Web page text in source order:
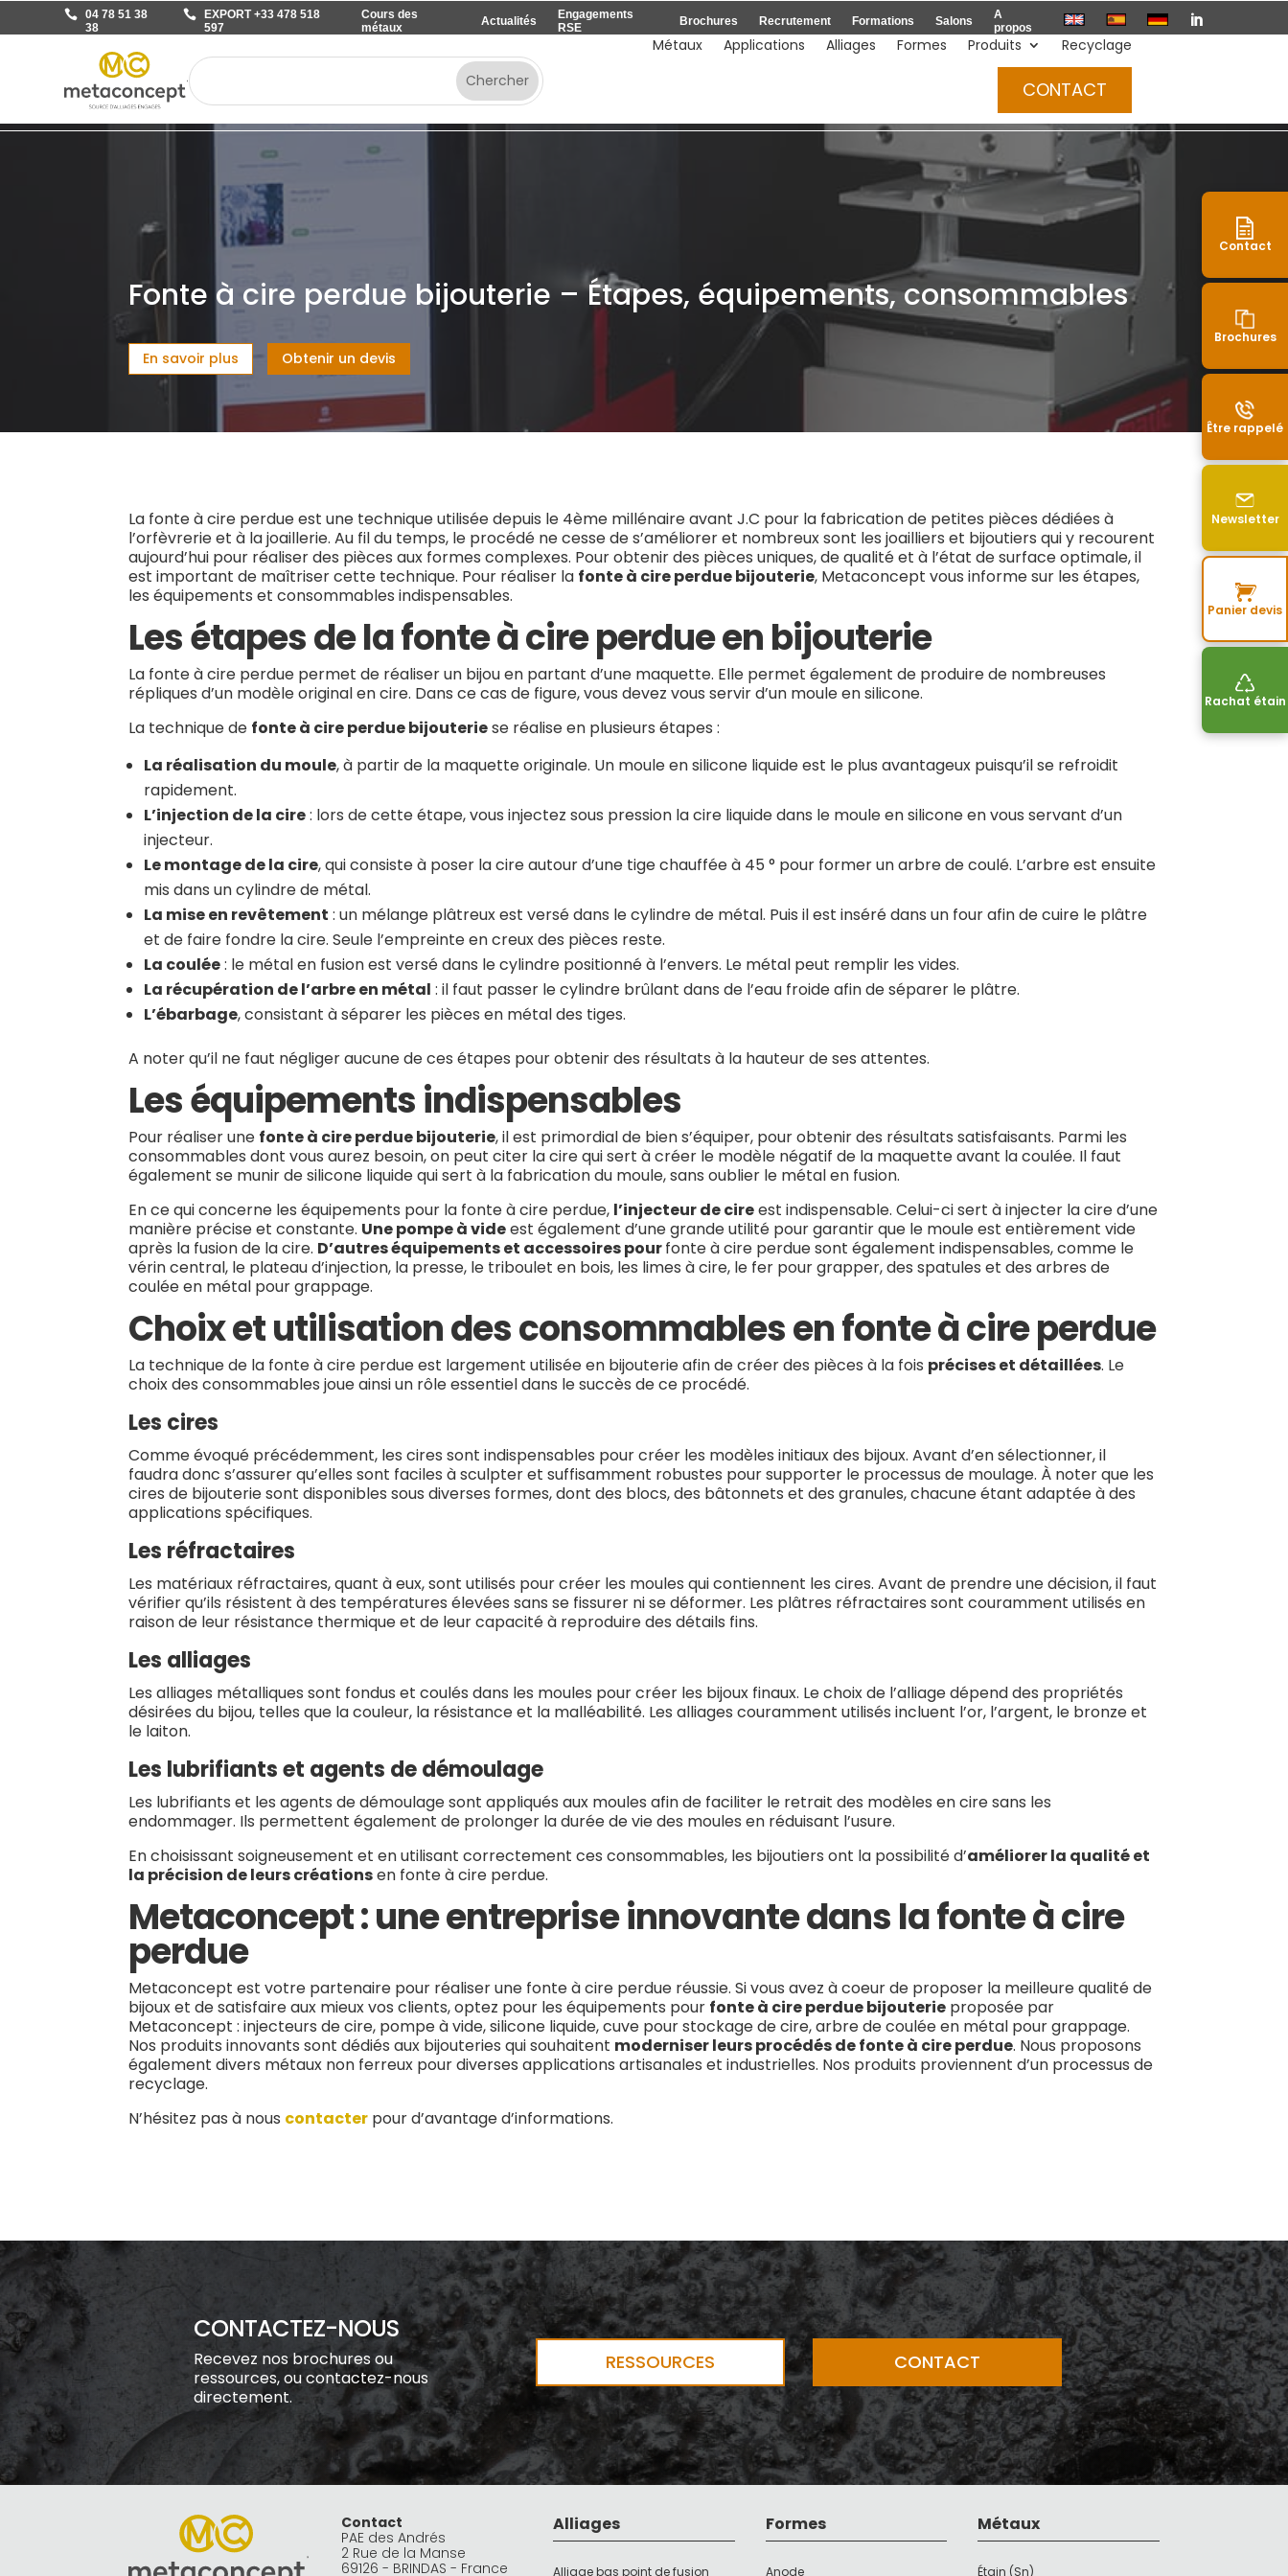
04 78 51 38
38
EXPORT +33 478 518
597
Cours des
métaux
Actualités
Engagements
RSE
Brochures Recrutement Formations Salons
A
propos

Métaux Applications Alliages Formes Produits Recyclage
CONTACT
Fonte à cire perdue bijouterie – Étapes, équipements, consommables
En savoir plus Obtenir un devis
La fonte à cire perdue est une technique utilisée depuis le 4ème millénaire avant J.C pour la fabrication de petites pièces dédiées à
l’orfèvrerie et à la joaillerie. Au fil du temps, le procédé ne cesse de s’améliorer et nombreux sont les joailliers et bijoutiers qui y recourent
aujourd’hui pour réaliser des pièces aux formes complexes. Pour obtenir des pièces uniques, de qualité et à l’état de surface optimale, il
est important de maîtriser cette technique. Pour réaliser la fonte à cire perdue bijouterie, Metaconcept vous informe sur les étapes,
les équipements et consommables indispensables.
Les étapes de la fonte à cire perdue en bijouterie
La fonte à cire perdue permet de réaliser un bijou en partant d’une maquette. Elle permet également de produire de nombreuses
répliques d’un modèle original en cire. Dans ce cas de figure, vous devez vous servir d’un moule en silicone.
La technique de fonte à cire perdue bijouteriese réalise en plusieurs étapes :
La réalisation du moule, à partir de la maquette originale. Un moule en silicone liquide est le plus avantageux puisqu’il se refroidit
rapidement.
L’injection de la cire: lors de cette étape, vous injectez sous pression la cire liquide dans le moule en silicone en vous servant d’un
injecteur.
Le montage de la cire, qui consiste à poser la cire autour d’une tige chauffée à 45 ° pour former un arbre de coulé. L’arbre est ensuite
mis dans un cylindre de métal.
La mise en revêtement : un mélange plâtreux est versé dans le cylindre de métal. Puis il est inséré dans un four afin de cuire le plâtre
et de faire fondre la cire. Seule l’empreinte en creux des pièces reste.
La coulée: le métal en fusion est versé dans le cylindre positionné à l’envers. Le métal peut remplir les vides.
La récupération de l’arbre en métal : il faut passer le cylindre brûlant dans de l’eau froide afin de séparer le plâtre.
L’ébarbage, consistant à séparer les pièces en métal des tiges.
A noter qu’il ne faut négliger aucune de ces étapes pour obtenir des résultats à la hauteur de ses attentes.
Les équipements indispensables
Pour réaliser une fonte à cire perdue bijouterie, il est primordial de bien s’équiper, pour obtenir des résultats satisfaisants. Parmi les
consommables dont vous aurez besoin, on peut citer la cire qui sert à créer le modèle négatif de la maquette avant la coulée. Il faut
également se munir de silicone liquide qui sert à la fabrication du moule, sans oublier le métal en fusion.
En ce qui concerne les équipements pour la fonte à cire perdue, l’injecteur de cireest indispensable. Celui-ci sert à injecter la cire d’une
manière précise et constante. Une pompe à videest également d’une grande utilité pour garantir que le moule est entièrement vide
après la fusion de la cire. D’autres équipements et accessoires pourfonte à cire perdue sont également indispensables, comme le
vérin central, le plateau d’injection, la presse, le triboulet en bois, les limes à cire, le fer pour grapper, des spatules et des arbres de
coulée en métal pour grappage.
Choix et utilisation des consommables en fonte à cire perdue
La technique de la fonte à cire perdue est largement utilisée en bijouterie afin de créer des pièces à la fois précises et détaillées. Le
choix des consommables joue ainsi un rôle essentiel dans le succès de ce procédé.
Les cires
Comme évoqué précédemment, les cires sont indispensables pour créer les modèles initiaux des bijoux. Avant d’en sélectionner, il
faudra donc s’assurer qu’elles sont faciles à sculpter et suffisamment robustes pour supporter le processus de moulage. À noter que les
cires de bijouterie sont disponibles sous diverses formes, dont des blocs, des bâtonnets et des granules, chacune étant adaptée à des
applications spécifiques.
Les réfractaires
Les matériaux réfractaires, quant à eux, sont utilisés pour créer les moules qui contiennent les cires. Avant de prendre une décision, il faut
vérifier qu’ils résistent à des températures élevées sans se fissurer ni se déformer. Les plâtres réfractaires sont couramment utilisés en
raison de leur résistance thermique et de leur capacité à reproduire des détails fins.
Les alliages
Les alliages métalliques sont fondus et coulés dans les moules pour créer les bijoux finaux. Le choix de l’alliage dépend des propriétés
désirées du bijou, telles que la couleur, la résistance et la malléabilité. Les alliages couramment utilisés incluent l’or, l’argent, le bronze et
le laiton.
Les lubrifiants et agents de démoulage
Les lubrifiants et les agents de démoulage sont appliqués aux moules afin de faciliter le retrait des modèles en cire sans les
endommager. Ils permettent également de prolonger la durée de vie des moules en réduisant l’usure.
En choisissant soigneusement et en utilisant correctement ces consommables, les bijoutiers ont la possibilité d’améliorer la qualité et
la précision de leurs créationsen fonte à cire perdue.
Metaconcept : une entreprise innovante dans la fonte à cire
perdue
Metaconcept est votre partenaire pour réaliser une fonte à cire perdue réussie. Si vous avez à coeur de proposer la meilleure qualité de
bijoux et de satisfaire aux mieux vos clients, optez pour les équipements pour fonte à cire perdue bijouterie proposée par
Metaconcept : injecteurs de cire, pompe à vide, silicone liquide, cuve pour stockage de cire, arbre de coulée en métal pour grappage.
Nos produits innovants sont dédiés aux bijouteries qui souhaitent moderniser leurs procédés de fonte à cire perdue. Nous proposons
également divers métaux non ferreux pour diverses applications artisanales et industrielles. Nos produits proviennent d’un processus de
recyclage.
N’hésitez pas à nous contacter pour d’avantage d’informations.
CONTACTEZ-NOUS
Recevez nos brochures ou
ressources, ou contactez-nous
directement.
RESSOURCES CONTACT
Contact
PAE des Andrés
2 Rue de la Manse
69126 - BRINDAS - France
Alliages
Alliage bas point de fusion
Formes
Anode
Métaux
Étain (Sn)
Contact
Brochures
Être rappelé
Newsletter
Panier devis
Rachat étain